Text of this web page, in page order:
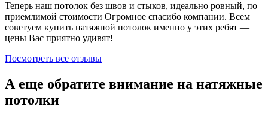
Теперь наш потолок без швов и стыков, идеально ровный, по
приемлимой стоимости Огромное спасибо компании. Всем
советуем купить натяжной потолок именно у этих ребят —
цены Вас приятно удивят!
Посмотреть все отзывы
А еще обратите внимание на натяжные
потолки